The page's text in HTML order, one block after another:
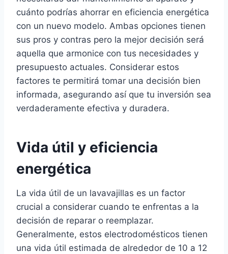
cuánto podrías ahorrar en eficiencia energética
con un nuevo modelo. Ambas opciones tienen
sus pros y contras pero la mejor decisión será
aquella que armonice con tus necesidades y
presupuesto actuales. Considerar estos
factores te permitirá tomar una decisión bien
informada, asegurando así que tu inversión sea
verdaderamente efectiva y duradera.
Vida útil y eficiencia
energética
La vida útil de un lavavajillas es un factor
crucial a considerar cuando te enfrentas a la
decisión de reparar o reemplazar.
Generalmente, estos electrodomésticos tienen
una vida útil estimada de alrededor de 10 a 12